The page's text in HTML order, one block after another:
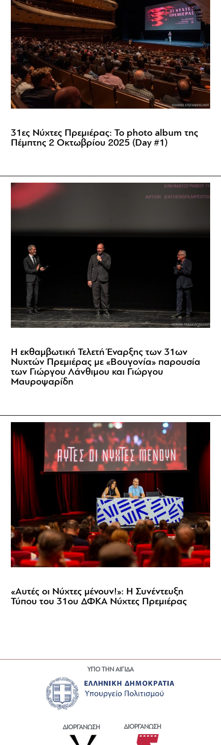
31ες Νύχτες Πρεμιέρας: Το photo album της
Πέμπτης 2 Οκτωβρίου 2025 (Day #1)
Η εκθαμβωτική Τελετή Έναρξης των 31ων
Νυχτών Πρεμιέρας με «Βουγονία» παρουσία
των Γιώργου Λάνθιμου και Γιώργου
Μαυροψαρίδη
«Αυτές οι Νύχτες μένουν!»: Η Συνέντευξη
Τύπου του 31ου ΔΦΚΑ Νύχτες Πρεμιέρας
ΥΠΟ ΤΗΝ ΑΙΓΙΔΑ
ΔΙΟΡΓΑΝΩΣΗ ΔΙΟΡΓΑΝΩΣΗ